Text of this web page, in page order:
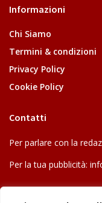
Informazioni
Chi Siamo
Termini & condizioni
Privacy Policy
Cookie Policy
Contatti
Per parlare con la
Per la tua pubblicità: